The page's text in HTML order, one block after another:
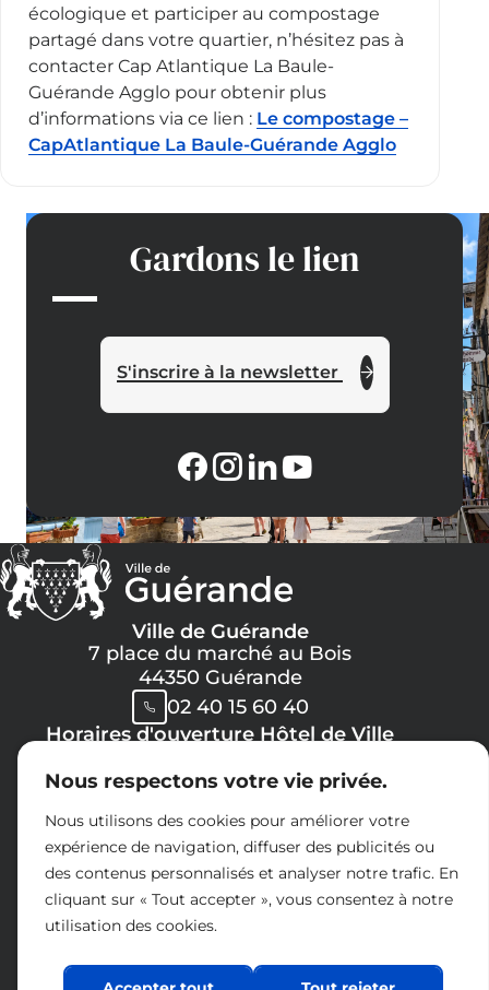
Nous respectons votre vie privée.
Nous utilisons des cookies pour améliorer votre
expérience de navigation, diffuser des publicités ou
des contenus personnalisés et analyser notre trafic. En
cliquant sur « Tout accepter », vous consentez à notre
utilisation des cookies.
écologique et participer au compostage
partagé dans votre quartier, n’hésitez pas à
contacter Cap Atlantique La Baule-
Guérande Agglo pour obtenir plus
d’informations via ce lien : Le compostage –
CapAtlantique La Baule-Guérande Agglo
Gardons le lien
S'inscrire à la newsletter
Ville de Guérande
7 place du marché au Bois
44350 Guérande
02 40 15 60 40
Horaires d'ouverture Hôtel de Ville
Lundi, Mercredi, Jeudi, Vendredi :
08h30 -> 12h00
13h30 -> 17h30
Mardi :
8h30 -> 12h00
14h30 -> 17h30
Samedi :
09h00 -> 12h00
Charte réseaux sociaux